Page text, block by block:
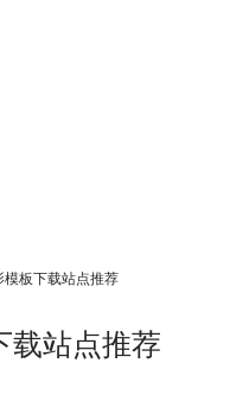
模板下载站点推荐
载站点推荐